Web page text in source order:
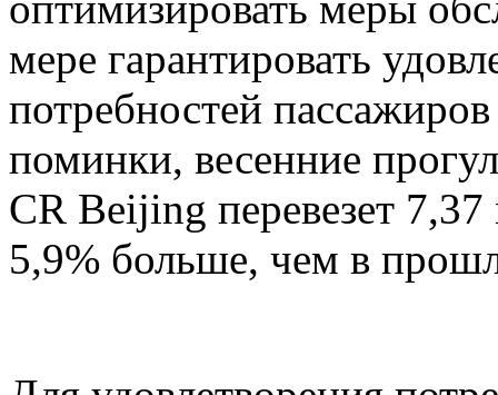
мере гарантировать
потребностей
поминки, весенние
CR Beijing перевезет
5,9% больше, чем в